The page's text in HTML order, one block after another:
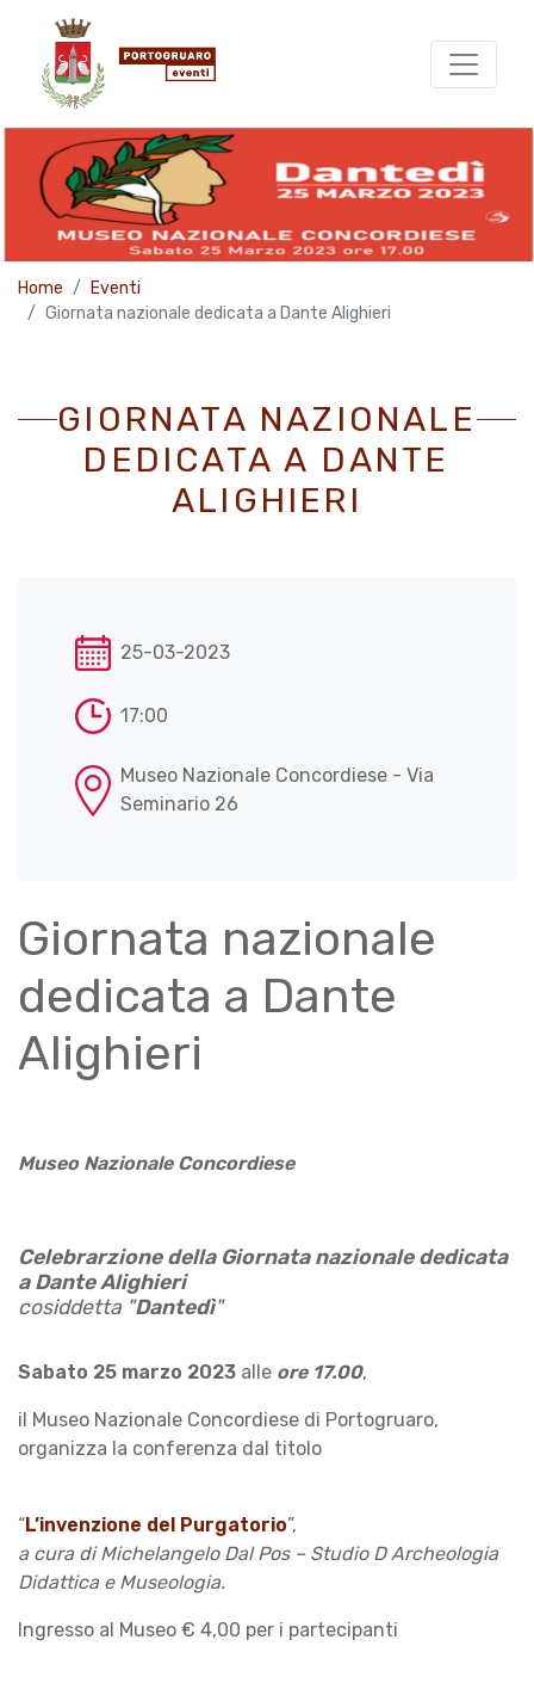
Home
Eventi
Giornata nazionale dedicata a Dante Alighieri
GIORNATA NAZIONALE
DEDICATA A DANTE
ALIGHIERI
25-03-2023
17:00
Museo Nazionale Concordiese - Via
Seminario 26
Giornata nazionale
dedicata a Dante
Alighieri
Museo Nazionale Concordiese
Celebrarzione della Giornata nazionale dedicata
a Dante Alighieri
cosiddetta "Dantedì"
Sabato 25 marzo 2023 alle ore 17.00,
il Museo Nazionale Concordiese di Portogruaro,
organizza la conferenza dal titolo
“L’invenzione del Purgatorio”,
a cura di Michelangelo Dal Pos – Studio D Archeologia
Didattica e Museologia.
Ingresso al Museo € 4,00 per i partecipanti